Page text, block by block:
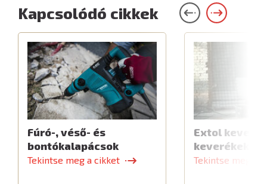
Kapcsolódó cikkek
Fúró-, véső- és
bontókalapácsok
Tekintse meg a cikket
Extol
Tekintse meg a